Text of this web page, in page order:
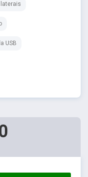
USB